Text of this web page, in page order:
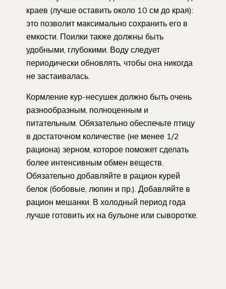
краев (лучше оставить около 10 см до края):
это позволит максимально сохранить его в
емкости. Поилки также должны быть
удобными, глубокими. Воду следует
периодически обновлять, чтобы она никогда
не застаивалась.
Кормление кур-несушек должно быть очень
разнообразным, полноценным и
питательным. Обязательно обеспечьте птицу
в достаточном количестве (не менее 1/2
рациона) зерном, которое поможет сделать
более интенсивным обмен веществ.
Обязательно добавляйте в рацион курей
белок (бобовые, люпин и пр.). Добавляйте в
рацион мешанки. В холодный период года
лучше готовить их на бульоне или сыворотке.